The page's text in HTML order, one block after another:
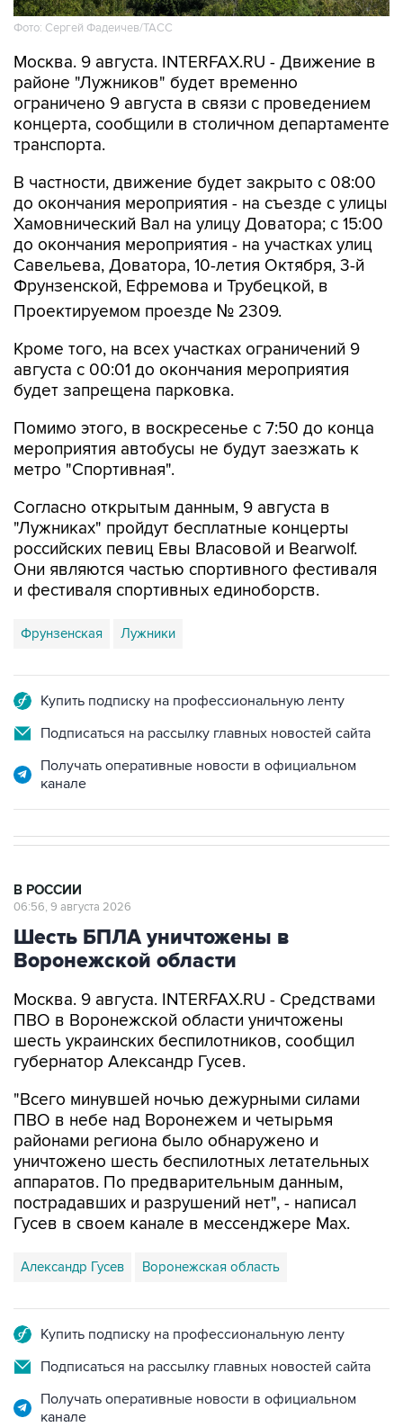
Фото: Сергей Фадеичев/ТАСС
Москва. 9 августа. INTERFAX.RU - Движение в
районе "Лужников" будет временно
ограничено 9 августа в связи с проведением
концерта, сообщили в столичном департаменте
транспорта.
В частности, движение будет закрыто с 08:00
до окончания мероприятия - на съезде с улицы
Хамовнический Вал на улицу Доватора; с 15:00
до окончания мероприятия - на участках улиц
Савельева, Доватора, 10-летия Октября, 3-й
Фрунзенской, Ефремова и Трубецкой, в
Проектируемом проезде № 2309.
Кроме того, на всех участках ограничений 9
августа с 00:01 до окончания мероприятия
будет запрещена парковка.
Помимо этого, в воскресенье с 7:50 до конца
мероприятия автобусы не будут заезжать к
метро "Спортивная".
Согласно открытым данным, 9 августа в
"Лужниках" пройдут бесплатные концерты
российских певиц Евы Власовой и Bearwolf.
Они являются частью спортивного фестиваля
и фестиваля спортивных единоборств.
Фрунзенская Лужники
Купить подписку на профессиональную ленту
Подписаться на рассылку главных новостей сайта
Получать оперативные новости в официальном
канале
В РОССИИ
06:56, 9 августа 2026
Шесть БПЛА уничтожены в
Воронежской области
Москва. 9 августа. INTERFAX.RU - Средствами
ПВО в Воронежской области уничтожены
шесть украинских беспилотников, сообщил
губернатор Александр Гусев.
"Всего минувшей ночью дежурными силами
ПВО в небе над Воронежем и четырьмя
районами региона было обнаружено и
уничтожено шесть беспилотных летательных
аппаратов. По предварительным данным,
пострадавших и разрушений нет", - написал
Гусев в своем канале в мессенджере Max.
Александр Гусев Воронежская область
Купить подписку на профессиональную ленту
Подписаться на рассылку главных новостей сайта
Получать оперативные новости в официальном
канале